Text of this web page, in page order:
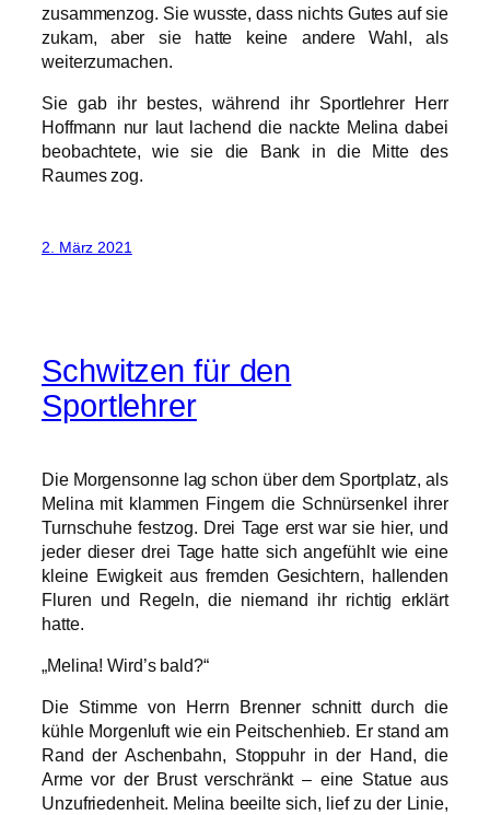
zusammenzog. Sie wusste, dass nichts Gutes auf sie
zukam, aber sie hatte keine andere Wahl, als
weiterzumachen.
Sie gab ihr bestes, während ihr Sportlehrer Herr
Hoffmann nur laut lachend die nackte Melina dabei
beobachtete, wie sie die Bank in die Mitte des
Raumes zog.
2. März 2021
Schwitzen für den
Sportlehrer
Die Morgensonne lag schon über dem Sportplatz, als
Melina mit klammen Fingern die Schnürsenkel ihrer
Turnschuhe festzog. Drei Tage erst war sie hier, und
jeder dieser drei Tage hatte sich angefühlt wie eine
kleine Ewigkeit aus fremden Gesichtern, hallenden
Fluren und Regeln, die niemand ihr richtig erklärt
hatte.
„Melina! Wird’s bald?“
Die Stimme von Herrn Brenner schnitt durch die
kühle Morgenluft wie ein Peitschenhieb. Er stand am
Rand der Aschenbahn, Stoppuhr in der Hand, die
Arme vor der Brust verschränkt – eine Statue aus
Unzufriedenheit. Melina beeilte sich, lief zu der Linie,